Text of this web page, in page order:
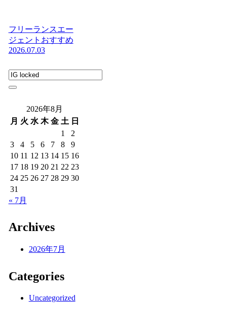
フリーランスエー
ジェントおすすめ
2026.07.03
2026年8月
月 火 水 木 金 土 日
1
2
3
4 5 6 7 8
9
10 11 12 13 14 15 16
17 18 19 20 21 22 23
24 25 26 27 28 29 30
31
« 7月
Archives
2026年7月
Categories
Uncategorized